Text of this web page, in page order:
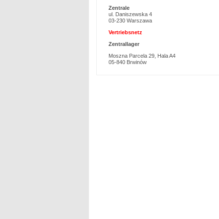
Zentrale
ul. Daniszewska 4
03-230 Warszawa
Vertriebsnetz
Zentrallager
Moszna Parcela 29, Hala A4
05-840 Brwinów